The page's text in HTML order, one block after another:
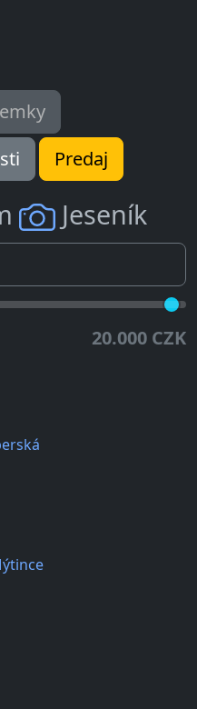
Predaj
Jeseník
20.000 CZK